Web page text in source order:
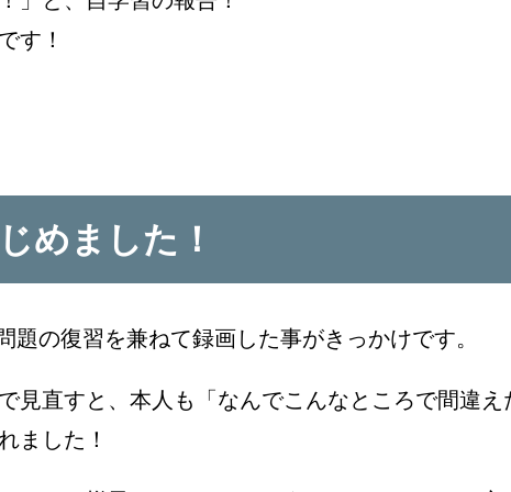
す！
めました！
題の復習を兼ねて録画した事がきっかけです。
見直すと、本人も「なんでこんなところで間違
ました！